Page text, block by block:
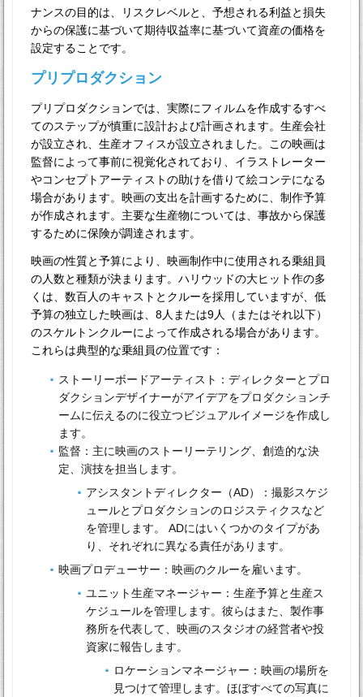
ナンスの目的は、リスクレベルと、予想される利益と損失
からの保護に基づいて期待収益率に基づいて資産の価格を
設定することです。
プリプロダクション
プリプロダクションでは、実際にフィルムを作成するすべ
てのステップが慎重に設計および計画されます。生産会社
が設立され、生産オフィスが設立されました。この映画は
監督によって事前に視覚化されており、イラストレーター
やコンセプトアーティストの助けを借りて絵コンテになる
場合があります。映画の支出を計画するために、制作予算
が作成されます。主要な生産物については、事故から保護
するために保険が調達されます。
映画の性質と予算により、映画制作中に使用される乗組員
の人数と種類が決まります。ハリウッドの大ヒット作の多
くは、数百人のキャストとクルーを採用していますが、低
予算の独立した映画は、8人または9人（またはそれ以下）
のスケルトンクルーによって作成される場合があります。
これらは典型的な乗組員の位置です：
ストーリーボードアーティスト：ディレクターとプロ
ダクションデザイナーがアイデアをプロダクションチ
ームに伝えるのに役立つビジュアルイメージを作成し
ます。
監督：主に映画のストーリーテリング、創造的な決
定、演技を担当します。
アシスタントディレクター（AD）：撮影スケジ
ュールとプロダクションのロジスティクスなど
を管理します。 ADにはいくつかのタイプがあ
り、それぞれに異なる責任があります。
映画プロデューサー：映画のクルーを雇います。
ユニット生産マネージャー：生産予算と生産ス
ケジュールを管理します。彼らはまた、製作事
務所を代表して、映画のスタジオの経営者や投
資家に報告します。
ロケーションマネージャー：映画の場所を
見つけて管理します。ほぼすべての写真に